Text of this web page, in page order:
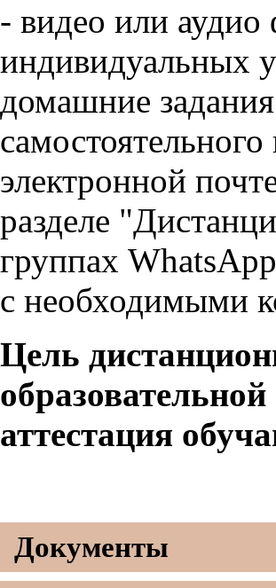
- видео или аудио
индивидуальных
домашние
электронной
разделе
группах
с необходимыми
Цель
аттестация
Документы